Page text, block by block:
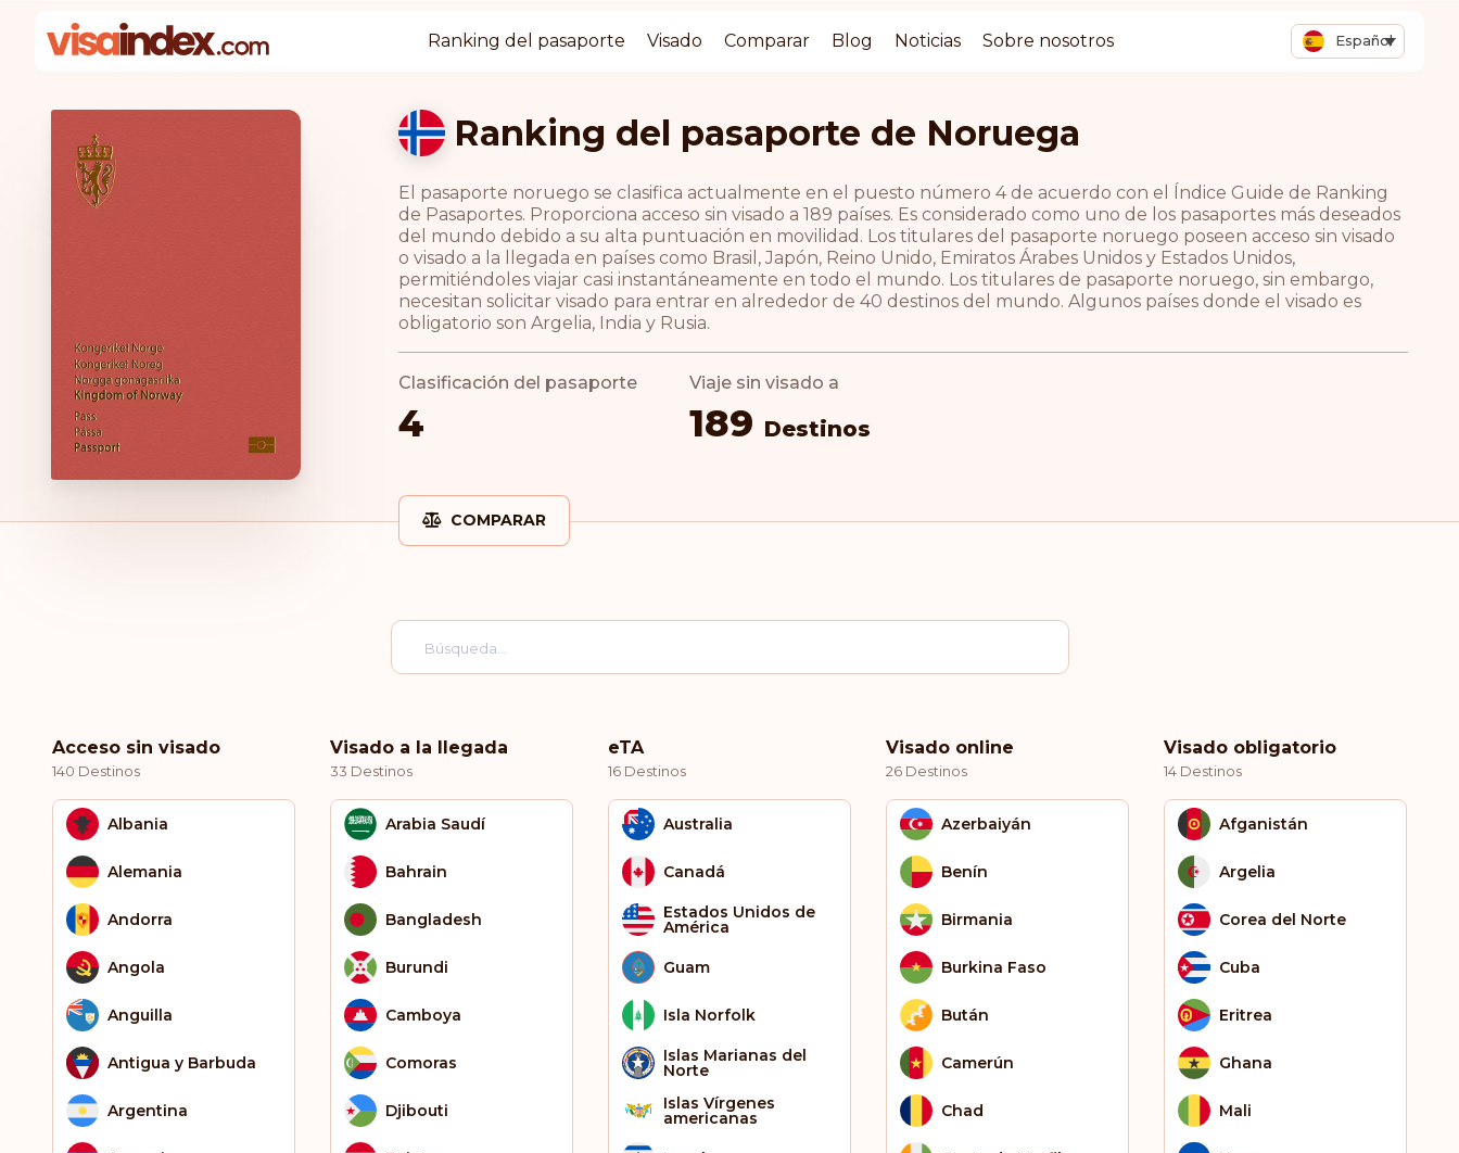
Español
Ranking del pasaporte Visado Comparar Blog Noticias Sobre nosotros
Ranking del pasaporte de Noruega
El pasaporte noruego se clasifica actualmente en el puesto número 4 de acuerdo con el Índice Guide de Ranking
de Pasaportes. Proporciona acceso sin visado a 189 países. Es considerado como uno de los pasaportes más deseados
del mundo debido a su alta puntuación en movilidad. Los titulares del pasaporte noruego poseen acceso sin visado
o visado a la llegada en países como Brasil, Japón, Reino Unido, Emiratos Árabes Unidos y Estados Unidos,
permitiéndoles viajar casi instantáneamente en todo el mundo. Los titulares de pasaporte noruego, sin embargo,
necesitan solicitar visado para entrar en alrededor de 40 destinos del mundo. Algunos países donde el visado es
obligatorio son Argelia, India y Rusia.
Clasificación del pasaporte
4
Viaje sin visado a
189 Destinos
COMPARAR
Acceso sin visado
140 Destinos
Albania
Alemania
Andorra
Angola
Anguilla
Antigua y Barbuda
Argentina
Visado a la llegada
33 Destinos
Arabia Saudí
Bahrain
Bangladesh
Burundi
Camboya
Comoras
Djibouti
eTA
16 Destinos
Australia
Canadá
Estados Unidos de
América
Guam
Isla Norfolk
Islas Marianas del
Norte
Islas Vírgenes
americanas
Visado online
26 Destinos
Azerbaiyán
Benín
Birmania
Burkina Faso
Bután
Camerún
Chad
Visado obligatorio
14 Destinos
Afganistán
Argelia
Corea del Norte
Cuba
Eritrea
Ghana
Mali